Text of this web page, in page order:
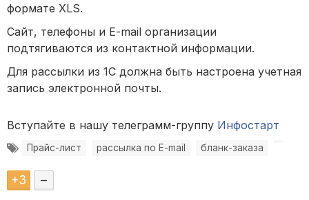
формате XLS.
Сайт, телефоны и E-mail организации
подтягиваются из контактной информации.
Для рассылки из 1С должна быть настроена учетная
запись электронной почты.
Вступайте в нашу телеграмм-группу Инфостарт
Прайс-лист рассылка по E-mail бланк-заказа
+3 –